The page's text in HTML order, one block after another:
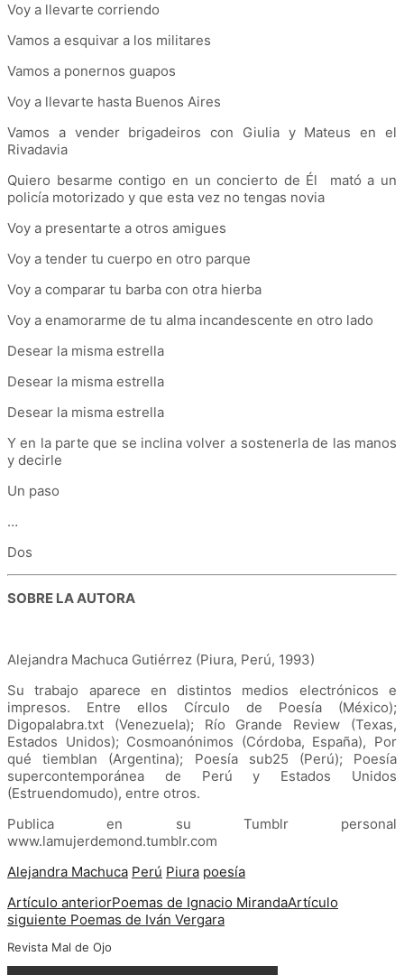
Voy a llevarte corriendo
Vamos a esquivar a los militares
Vamos a ponernos guapos
Voy a llevarte hasta Buenos Aires
Vamos a vender brigadeiros con Giulia y Mateus en el
Rivadavia
Quiero besarme contigo en un concierto de Él mató a un
policía motorizado y que esta vez no tengas novia
Voy a presentarte a otros amigues
Voy a tender tu cuerpo en otro parque
Voy a comparar tu barba con otra hierba
Voy a enamorarme de tu alma incandescente en otro lado
Desear la misma estrella
Desear la misma estrella
Desear la misma estrella
Y en la parte que se inclina volver a sostenerla de las manos
y decirle
Un paso
…
Dos
SOBRE LA AUTORA
Alejandra Machuca Gutiérrez (Piura, Perú, 1993)
Su trabajo aparece en distintos medios electrónicos e
impresos. Entre ellos Círculo de Poesía (México);
Digopalabra.txt (Venezuela); Río Grande Review (Texas,
Estados Unidos); Cosmoanónimos (Córdoba, España), Por
qué tiemblan (Argentina); Poesía sub25 (Perú); Poesía
supercontemporánea de Perú y Estados Unidos
(Estruendomudo), entre otros.
Publica en su Tumblr personal
www.lamujerdemond.tumblr.com
Alejandra Machuca Perú Piura poesía
Artículo anteriorPoemas de Ignacio MirandaArtículo
siguiente Poemas de Iván Vergara
Revista Mal de Ojo